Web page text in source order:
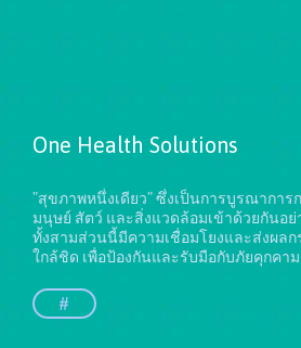
One Health Solutions
"สุขภาพหนึ่งเดียว" ซึ่งเป็นการบูรณากา
มนุษย์ สัตว์ และสิ่งแวดล้อมเข้าด้วยกันอย่
ทั้งสามส่วนนี้มีความเชื่อมโยงและส่งผล
ใกล้ชิด เพื่อป้องกันและรับมือกับภัยคุกคา
#